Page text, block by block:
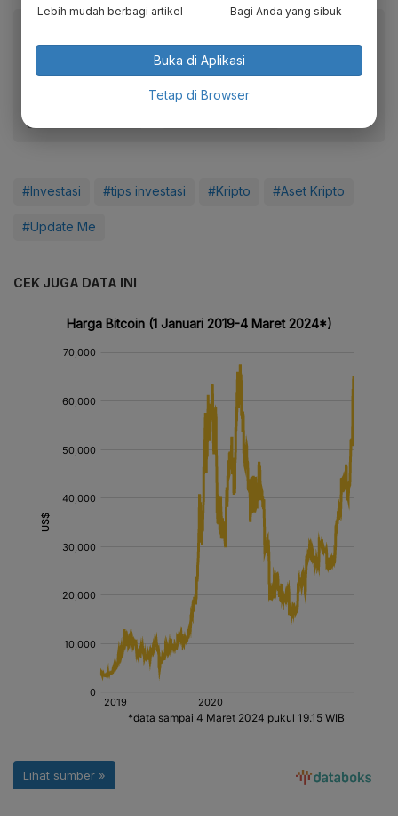
Dapatkan pengalaman membaca lebih nyaman dan nikmati
fitur menarik lainnya lewat aplikasi mobile Katadata.
#Investasi #tips investasi #Kripto #Aset Kripto
#Update Me
CEK JUGA DATA INI
Lebih mudah berbagi artikel Bagi Anda yang sibuk
Buka di Aplikasi
Tetap di Browser